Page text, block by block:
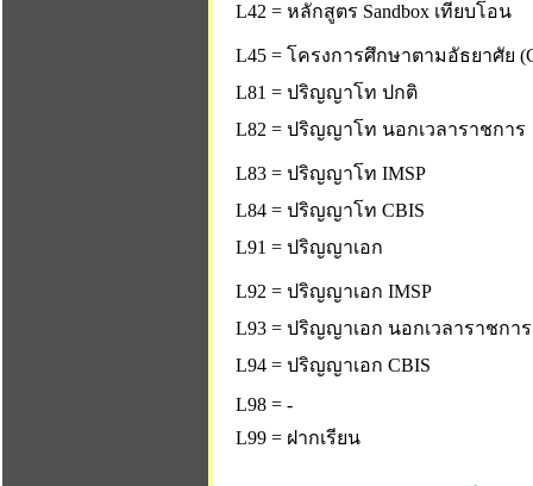
L42 = หลักสูตร Sandbox เทียบโอน
L45 = โครงการศึกษาตามอัธยาศัย
L81 = ปริญญาโท ปกติ
L82 = ปริญญาโท นอกเวลาราชการ
L83 = ปริญญาโท IMSP
L84 = ปริญญาโท CBIS
L91 = ปริญญาเอก
L92 = ปริญญาเอก IMSP
L93 = ปริญญาเอก นอกเวลาราชการ
L94 = ปริญญาเอก CBIS
L98 = -
L99 = ฝากเรียน